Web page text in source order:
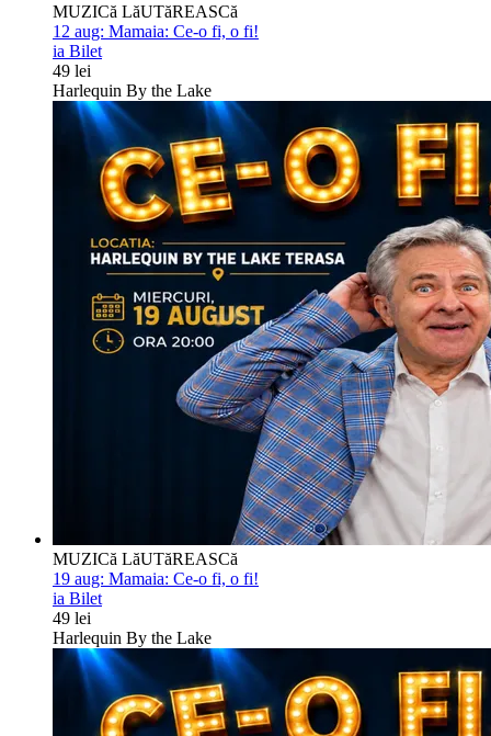
MUZICă LăUTăREASCă
12 aug: Mamaia: Ce-o fi, o fi!
ia Bilet
49 lei
Harlequin By the Lake
MUZICă LăUTăREASCă
19 aug: Mamaia: Ce-o fi, o fi!
ia Bilet
49 lei
Harlequin By the Lake